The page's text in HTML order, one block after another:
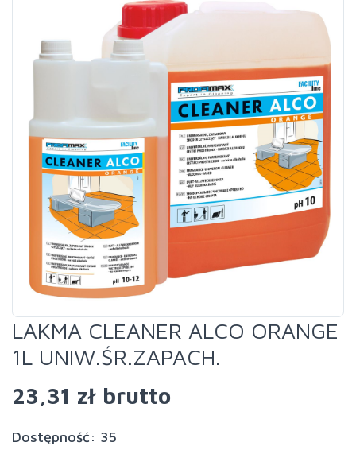
LAKMA CLEANER ALCO ORANGE
1L UNIW.ŚR.ZAPACH.
23,31 zł brutto
Dostępność: 35